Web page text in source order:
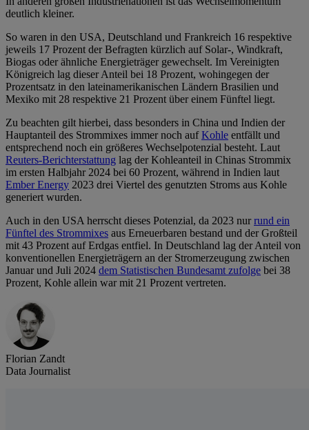
deutlich kleiner.
So waren in den USA, Deutschland und Frankreich 16 respektive
jeweils 17 Prozent der Befragten kürzlich auf Solar-, Windkraft,
Biogas oder ähnliche Energieträger gewechselt. Im Vereinigten
Königreich lag dieser Anteil bei 18 Prozent, wohingegen der
Prozentsatz in den lateinamerikanischen Ländern Brasilien und
Mexiko mit 28 respektive 21 Prozent über einem Fünftel liegt.
Zu beachten gilt hierbei, dass besonders in China und Indien der
Hauptanteil des Strommixes immer noch aufKohle entfällt und
entsprechend noch ein größeres Wechselpotenzial besteht. Laut
Reuters-Berichterstattung lag der Kohleanteil in Chinas Strommix
im ersten Halbjahr 2024 bei 60 Prozent, während in Indien laut
Ember Energy 2023 drei Viertel des genutzten Stroms aus Kohle
generiert wurden.
Auch in den USA herrscht dieses Potenzial, da 2023 nurrund ein
Fünftel des Strommixes aus Erneuerbaren bestand und der Großteil
mit 43 Prozent auf Erdgas entfiel. In Deutschland lag der Anteil von
konventionellen Energieträgern an der Stromerzeugung zwischen
Januar und Juli 2024 dem Statistischen Bundesamt zufolge bei 38
Prozent, Kohle allein war mit 21 Prozent vertreten.
Florian Zandt
Data Journalist